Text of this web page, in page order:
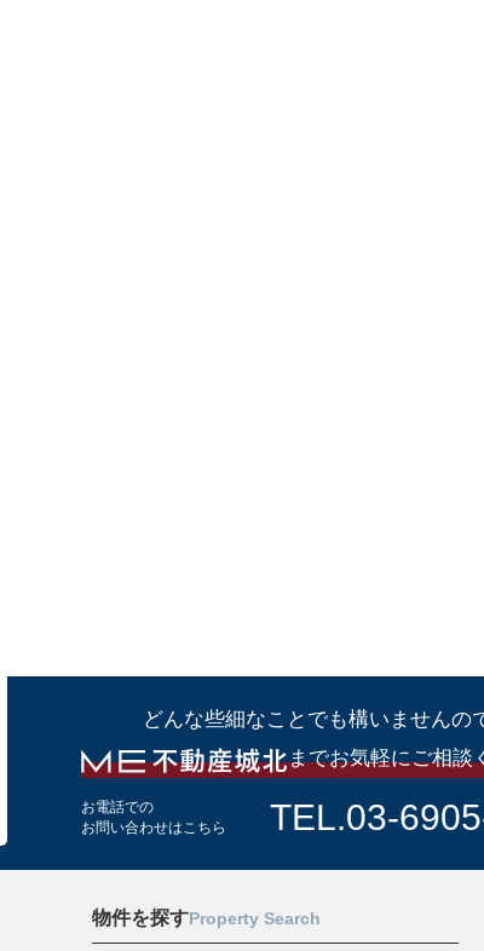
どんな些細なことでも構いませんの
までお気軽にご相談
お電話での
お問い合わせはこちら
TEL.03-
物件を探すProperty Search